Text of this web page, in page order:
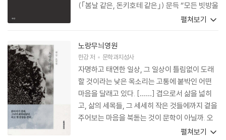
(｢봄날 같은, 돈키호테 같은｣) 문득 “모든 빗방울
의 이름”을 떠올려 보기도 하는 일이 마치 새삼스
든 빗방울의 이름을 알았다｣). 그런가 하면 이 시
집의 중심 이미지라고도 할 수 있을, 제각각 이름
을 지녔을 수많은 새들이 퍼덕이며 시집 곳곳을
날아다니기도 한다. 그런데 이런 것들이 이 시집
의 첫인상이라면, 그 기저에, 돈키호테가 휘두르
는 녹슨 창에 “산산조각 난 햇빛”으로 “난분분한
봄날”이 있고(｢봄날 같은, 돈키호테 같은｣), “돌
아오지 않는 한 빗방울의 이름”을 생각하며 우뚝
펼쳐보기
노랑무늬영원
한강저 문학과지성사
자명하고 태연한 일상, 그 일상이 틀림없이 도래
할 것이라는 낮은 목소리는 고통에 붙박인 어떤
마음을 달래고 있다. [……] 겹으로서 삶을 넓히
고, 삶의 세목들, 그 세세히 작은 것들에까지 곁을
주어보는 마음을 북돋는 것이 문학이 아닐까. 오
펼쳐보기